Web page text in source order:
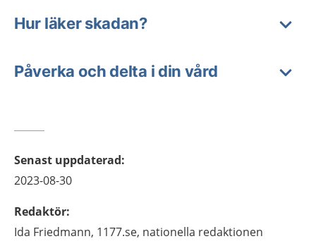
Hur läker skadan?
Påverka och delta i din vård
Senast uppdaterad:
2023-08-30
Redaktör:
Ida Friedmann, 1177.se, nationella redaktionen